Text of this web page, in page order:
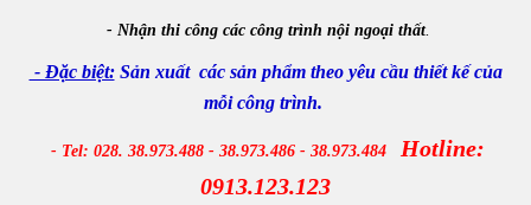
- Nhận thi công các công trình nội ngoại thất.
- Đặc biệt: Sản xuất các sản phẩm theo yêu cầu thiết kế của
mỗi công trình.
- Tel: 028. 38.973.488 - 38.973.486 - 38.973.484
Hotline:
0913.123.123